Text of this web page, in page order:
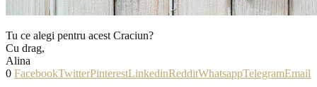
Tu ce alegi pentru acest Craciun?
Cu drag,
Alina
0 FacebookTwitterPinterestLinkedinRedditWhatsappTelegramEmail